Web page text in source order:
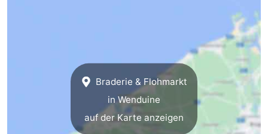
Braderie & Flohmarkt
in Wenduine
auf der Karte anzeigen